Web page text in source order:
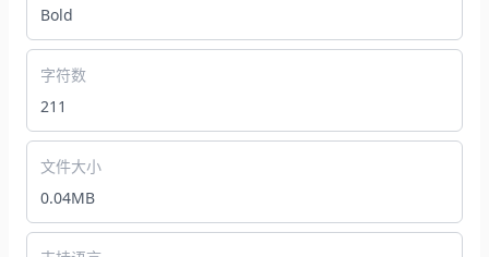
Bold
字符数
211
文件大小
0.04MB